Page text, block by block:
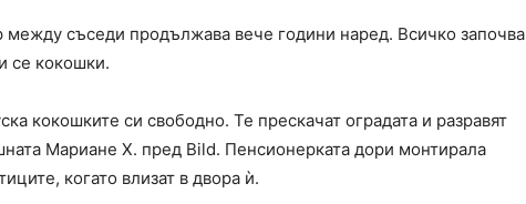
между съседи продължава вече години наред. Всичко започва
се кокошки.
кокошките си свободно. Те прескачат оградата и разравят
Мариане Х. пред Bild. Пенсионерката дори монтирала
когато влизат в двора ѝ.